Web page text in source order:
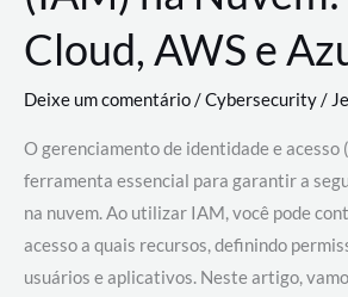
Cloud, AWS e
Deixe um comentário/Cybersecurity/
O gerenciamento de identidade e acesso
ferramenta essencial para garantir a
na nuvem. Ao utilizar IAM, você pode
acesso a quais recursos, definindo
usuários e aplicativos. Neste artigo,